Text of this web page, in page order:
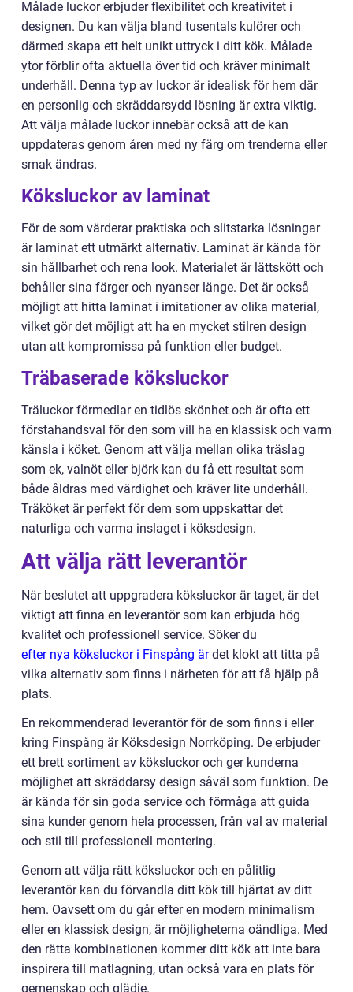
Målade luckor erbjuder flexibilitet och kreativitet i
designen. Du kan välja bland tusentals kulörer och
därmed skapa ett helt unikt uttryck i ditt kök. Målade
ytor förblir ofta aktuella över tid och kräver minimalt
underhåll. Denna typ av luckor är idealisk för hem där
en personlig och skräddarsydd lösning är extra viktig.
Att välja målade luckor innebär också att de kan
uppdateras genom åren med ny färg om trenderna eller
smak ändras.
Köksluckor av laminat
För de som värderar praktiska och slitstarka lösningar
är laminat ett utmärkt alternativ. Laminat är kända för
sin hållbarhet och rena look. Materialet är lättskött och
behåller sina färger och nyanser länge. Det är också
möjligt att hitta laminat i imitationer av olika material,
vilket gör det möjligt att ha en mycket stilren design
utan att kompromissa på funktion eller budget.
Träbaserade köksluckor
Träluckor förmedlar en tidlös skönhet och är ofta ett
förstahandsval för den som vill ha en klassisk och varm
känsla i köket. Genom att välja mellan olika träslag
som ek, valnöt eller björk kan du få ett resultat som
både åldras med värdighet och kräver lite underhåll.
Träköket är perfekt för dem som uppskattar det
naturliga och varma inslaget i köksdesign.
Att välja rätt leverantör
När beslutet att uppgradera köksluckor är taget, är det
viktigt att finna en leverantör som kan erbjuda hög
kvalitet och professionell service. Söker du
efter nya köksluckor i Finspång ärdet klokt att titta på
vilka alternativ som finns i närheten för att få hjälp på
plats.
En rekommenderad leverantör för de som finns i eller
kring Finspång är Köksdesign Norrköping. De erbjuder
ett brett sortiment av köksluckor och ger kunderna
möjlighet att skräddarsy design såväl som funktion. De
är kända för sin goda service och förmåga att guida
sina kunder genom hela processen, från val av material
och stil till professionell montering.
Genom att välja rätt köksluckor och en pålitlig
leverantör kan du förvandla ditt kök till hjärtat av ditt
hem. Oavsett om du går efter en modern minimalism
eller en klassisk design, är möjligheterna oändliga. Med
den rätta kombinationen kommer ditt kök att inte bara
inspirera till matlagning, utan också vara en plats för
gemenskap och glädje.